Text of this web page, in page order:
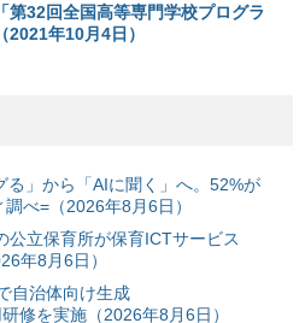
第32回全国高等専門学校プログラ
2021年10月4日）
る」から「AIに聞く」へ。52%が
べ=（2026年8月6日）
公立保育所が保育ICTサービス
年8月6日）
自治体向け生成
修を実施（2026年8月6日）